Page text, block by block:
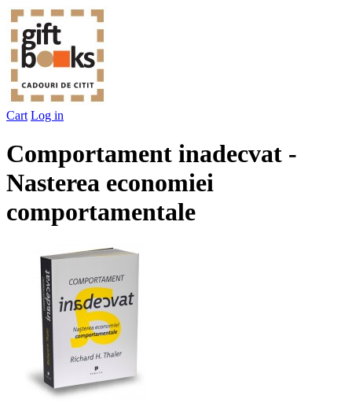
Cart Log in
Comportament inadecvat -
Nasterea economiei
comportamentale